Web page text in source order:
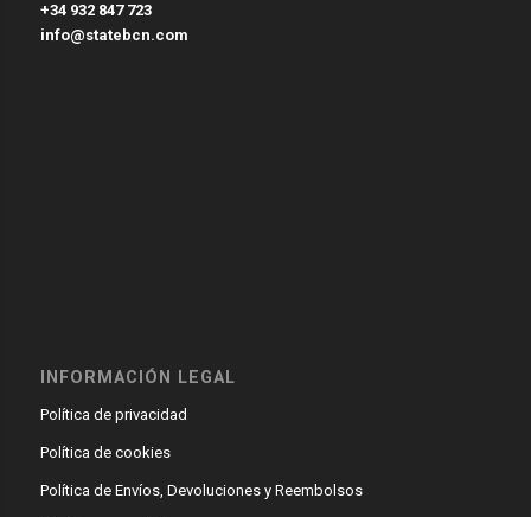
+34 932 847 723
info@statebcn.com
INFORMACIÓN LEGAL
Política de privacidad
Política de cookies
Política de Envíos, Devoluciones y Reembolsos